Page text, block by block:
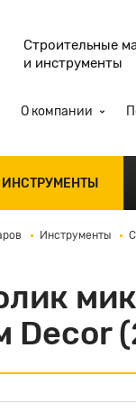
Строительные
и инструменты
О компании
ИНСТРУМЕНТЫ
Инструменты
Decor